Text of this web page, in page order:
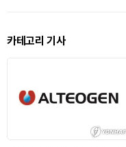
카테고리 기사